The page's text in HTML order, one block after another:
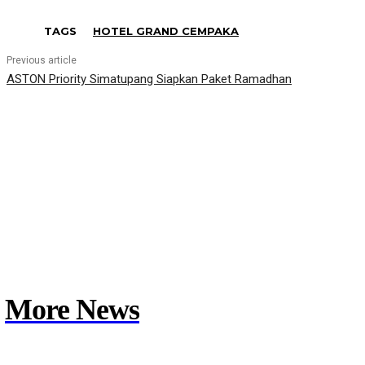
TAGS HOTEL GRAND CEMPAKA
Previous article
ASTON Priority Simatupang Siapkan Paket Ramadhan
More News